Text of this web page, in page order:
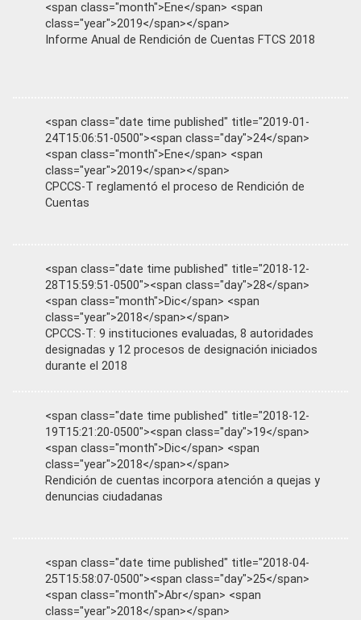
<span class="month">Ene</span> <span
class="year">2019</span></span>
Informe Anual de Rendición de Cuentas FTCS 2018
<span class="date time published" title="2019-01-
24T15:06:51-0500"><span class="day">24</span>
<span class="month">Ene</span> <span
class="year">2019</span></span>
CPCCS-T reglamentó el proceso de Rendición de
Cuentas
<span class="date time published" title="2018-12-
28T15:59:51-0500"><span class="day">28</span>
<span class="month">Dic</span> <span
class="year">2018</span></span>
CPCCS-T: 9 instituciones evaluadas, 8 autoridades
designadas y 12 procesos de designación iniciados
durante el 2018
<span class="date time published" title="2018-12-
19T15:21:20-0500"><span class="day">19</span>
<span class="month">Dic</span> <span
class="year">2018</span></span>
Rendición de cuentas incorpora atención a quejas y
denuncias ciudadanas
<span class="date time published" title="2018-04-
25T15:58:07-0500"><span class="day">25</span>
<span class="month">Abr</span> <span
class="year">2018</span></span>